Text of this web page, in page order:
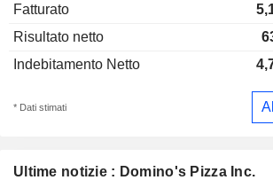
Ultime notizie : Domino's Pizza Inc.
Fatturato
Risultato netto
Indebitamento Netto
* Dati stimati